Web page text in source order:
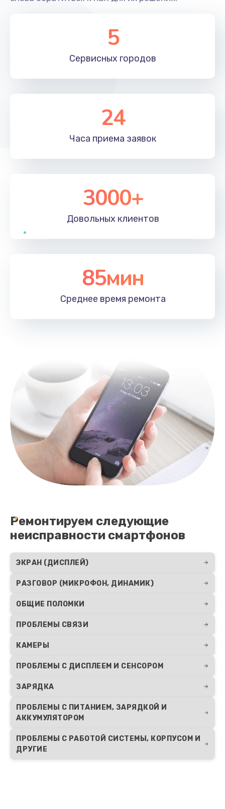
5
Сервисных городов
24
Часа приема заявок
3000+
Довольных клиентов
85мин
Среднее время ремонта
Ремонтируем следующие
неисправности смартфонов
ЭКРАН (ДИСПЛЕЙ)
РАЗГОВОР (МИКРОФОН, ДИНАМИК)
ОБЩИЕ ПОЛОМКИ
ПРОБЛЕМЫ СВЯЗИ
КАМЕРЫ
ПРОБЛЕМЫ С ДИСПЛЕЕМ И СЕНСОРОМ
ЗАРЯДКА
ПРОБЛЕМЫ С ПИТАНИЕМ, ЗАРЯДКОЙ И
АККУМУЛЯТОРОМ
ПРОБЛЕМЫ С РАБОТОЙ СИСТЕМЫ, КОРПУСОМ И
ДРУГИЕ